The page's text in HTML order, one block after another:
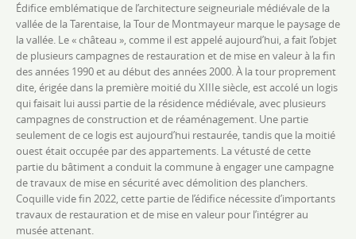
Édifice emblématique de l’architecture seigneuriale médiévale de la
vallée de la Tarentaise, la Tour de Montmayeur marque le paysage de
la vallée. Le « château », comme il est appelé aujourd’hui, a fait l’objet
de plusieurs campagnes de restauration et de mise en valeur à la fin
des années 1990 et au début des années 2000. À la tour proprement
dite, érigée dans la première moitié du XIIIe siècle, est accolé un logis
qui faisait lui aussi partie de la résidence médiévale, avec plusieurs
campagnes de construction et de réaménagement. Une partie
seulement de ce logis est aujourd’hui restaurée, tandis que la moitié
ouest était occupée par des appartements. La vétusté de cette
partie du bâtiment a conduit la commune à engager une campagne
de travaux de mise en sécurité avec démolition des planchers.
Coquille vide fin 2022, cette partie de l’édifice nécessite d’importants
travaux de restauration et de mise en valeur pour l’intégrer au
musée attenant.